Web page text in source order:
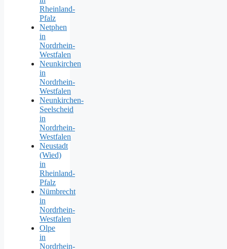
Rheinland-
Pfalz
Netphen
in
Nordrhein-
Westfalen
Neunkirchen
in
Nordrhein-
Westfalen
Neunkirchen-
Seelscheid
in
Nordrhein-
Westfalen
Neustadt
(Wied)
in
Rheinland-
Pfalz
Nümbrecht
in
Nordrhein-
Westfalen
Olpe
in
Nordrhein-